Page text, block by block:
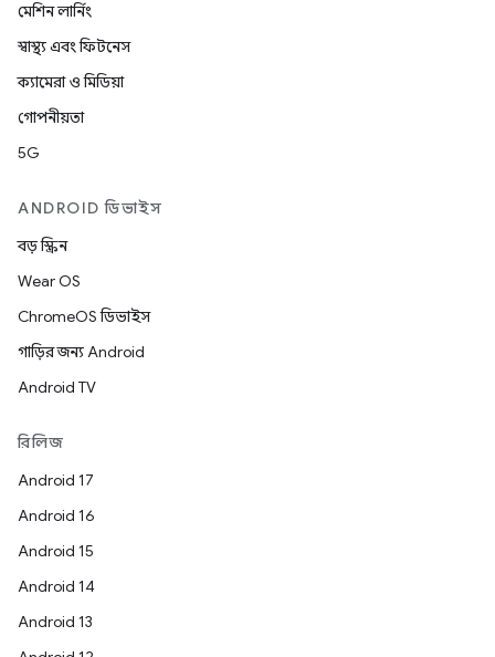
মেশিন লার্নিং
স্বাস্থ্য এবং ফিটনেস
ক্যামেরা ও মিডিয়া
গোপনীয়তা
5G
ANDROID ডিভাইস
বড় স্ক্রিন
Wear OS
ChromeOS ডিভাইস
গাড়ির জন্য Android
Android TV
রিলিজ
Android 17
Android 16
Android 15
Android 14
Android 13